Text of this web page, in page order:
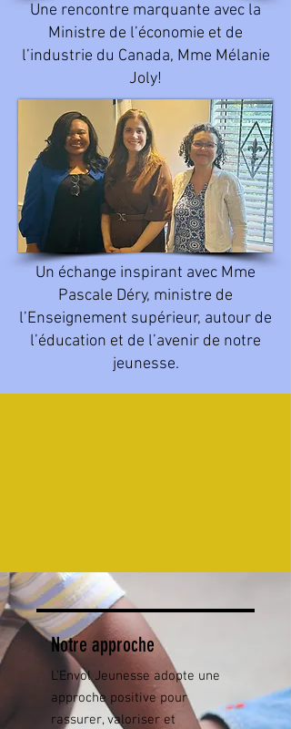
Une rencontre marquante avec la
Ministre de l’économie et de
l’industrie du Canada, Mme Mélanie
Joly!
Un échange inspirant avec Mme
Pascale Déry, ministre de
l’Enseignement supérieur, autour de
l’éducation et de l’avenir de notre
jeunesse.
Notre approche
L'Envol Jeunesse adopte une
approche positive pour
rassurer, valoriser et